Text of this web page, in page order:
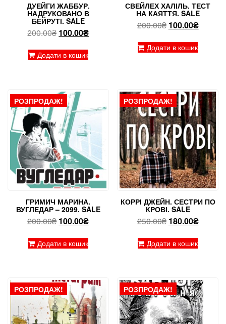
ДУЕЙГИ ЖАББУР.
НАДРУКОВАНО В
БЕЙРУТІ. SALE
200.00₴ Оригінальна
200.00₴.
100.00₴Поточна
Додати в кошик
СВЕЙЛЕХ ХАЛІЛЬ. ТЕСТ
НА КАЯТТЯ. SALE
200.00₴ Оригінальна
200.00₴.
100.00₴
Додати в кошик
РОЗПРОДАЖ!
ГРИМИЧ МАРИНА.
ВУГЛЕДАР – 2099. SALE
200.00₴ Оригінальна
200.00₴.
100.00₴Поточна
Додати в кошик
РОЗПРОДАЖ!
КОРРІ ДЖЕЙН. СЕСТРИ ПО
КРОВІ. SALE
250.00₴ Оригінальна
250.00₴.
180.00₴
Додати в кошик
РОЗПРОДАЖ! РОЗПРОДАЖ!